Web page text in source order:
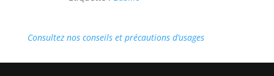
Consultez nos conseils et précautions d’usages